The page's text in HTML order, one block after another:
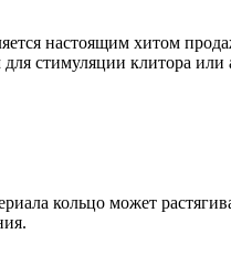
настоящим хитом
стимуляции клитора или
кольцо может